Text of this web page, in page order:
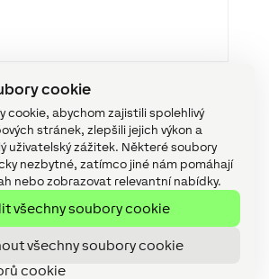
cookie
cookie, abychom zajistili spolehlivý
stránek, zlepšili jejich výkon a
uživatelský zážitek. Některé soubory
nezbytné, zatímco jiné nám pomáhají
nebo zobrazovat relevantní nabídky.
všechny soubory cookie
všechny soubory cookie
cookie